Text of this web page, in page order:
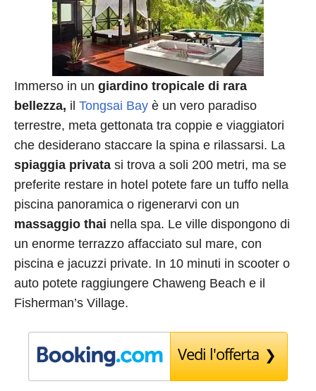
Immerso in un giardino tropicale di rara
bellezza, il Tongsai Bay è un vero paradiso
terrestre, meta gettonata tra coppie e viaggiatori
che desiderano staccare la spina e rilassarsi. La
spiaggia privata si trova a soli 200 metri, ma se
preferite restare in hotel potete fare un tuffo nella
piscina panoramica o rigenerarvi con un
massaggio thai nella spa. Le ville dispongono di
un enorme terrazzo affacciato sul mare, con
piscina e jacuzzi private. In 10 minuti in scooter o
auto potete raggiungere Chaweng Beach e il
Fisherman’s Village.
Vedi l'offerta